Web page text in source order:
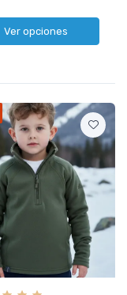
Ver opciones